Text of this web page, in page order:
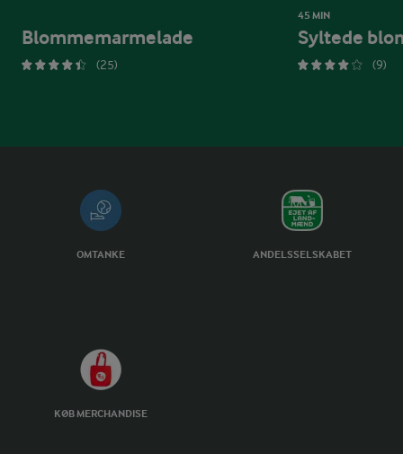
Blommemarmelade
(25)
45 MIN
Syltede
(9)
OMTANKE ANDELSSELSKABET
KØB MERCHANDISE